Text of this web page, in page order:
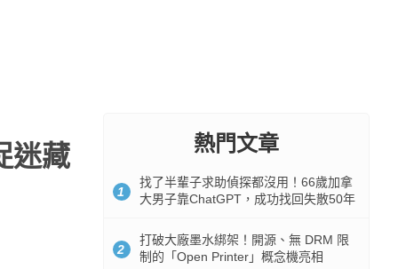
迷藏 熱門文章
1
找了半輩子求助偵探都沒用！66歲加拿
大男子靠ChatGPT，成功找回失散50年
2
打破大廠墨水綁架！開源、無 DRM 限
制的「Open Printer」概念機亮相